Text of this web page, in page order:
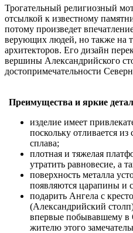
Трогательный религиозный
отсылкой к известному
потому произведет
верующих людей, но также на
архитекторов. Его дизайн
вершины Александрийского
достопримечательности
Преимущества и яркие
изделие имеет
поскольку отливается
сплава;
плотная и тяжелая
утратить равновесие, а
поверхность металла
появляются царапины и
подарить Ангела с
(Александрийский
впервые побывавшему в
жителю этого